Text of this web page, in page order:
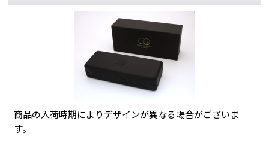
商品の入荷時期によりデザインが異なる場合がございま
す。